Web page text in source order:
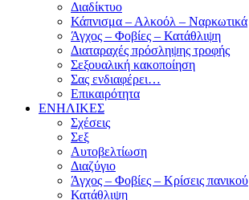
Διαδίκτυο
Κάπνισμα – Αλκοόλ – Ναρκωτικά
Άγχος – Φοβίες – Κατάθλιψη
Διαταραχές πρόσληψης τροφής
Σεξουαλική κακοποίηση
Σας ενδιαφέρει…
Επικαιρότητα
ΕΝΗΛΙΚΕΣ
Σχέσεις
Σεξ
Αυτοβελτίωση
Διαζύγιο
Άγχος – Φοβίες – Κρίσεις πανικού
Κατάθλιψη